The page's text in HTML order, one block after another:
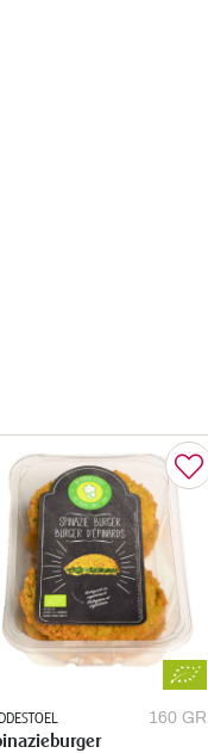
160 GR